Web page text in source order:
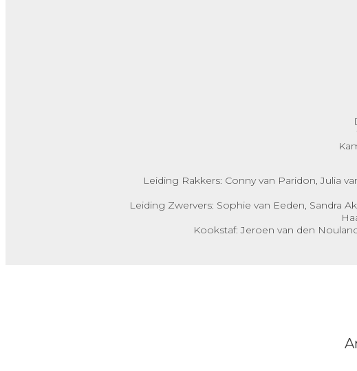
Leiding Rakkers: Conny van Paridon, Julia
Leiding Zwervers: Sophie van Eeden, Sandra
Kookstaf: Jeroen van den